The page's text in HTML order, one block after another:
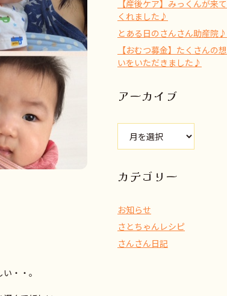
・・。
【産後ケア】みっくんが来て
くれました♪
とある日のさんさん助産院♪
【おむつ募金】たくさんの想
いをいただきました♪
アーカイブ
ブ
カテゴリー
お知らせ
さとちゃんレシピ
さんさん日記